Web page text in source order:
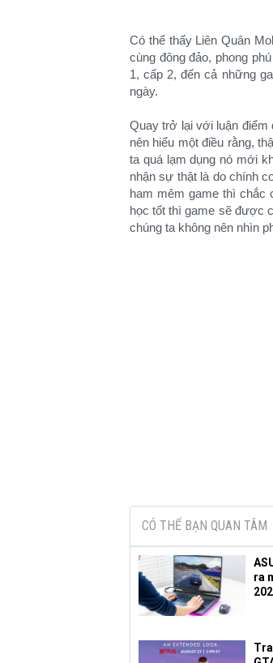
Có thể thấy Liên Quân
cùng đông đảo, phong
1, cấp 2, đến cả những
ngày.
Quay trở lại với luận điểm
nên hiểu một điều rằng,
ta quá lạm dụng nó mới
nhận sự thật là do chính
ham mêm game thì chắc
học tốt thì game sẽ được
chúng ta không nên nhìn
CÓ THỂ BẠN QUAN TÂM
ra